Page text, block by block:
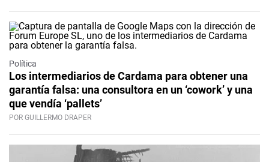
Política
Los intermediarios de Cardama para obtener una
garantía falsa: una consultora en un ‘cowork’ y una
que vendía ‘pallets’
POR GUILLERMO DRAPER